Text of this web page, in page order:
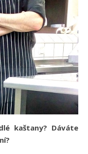
kaštany? Dáváte